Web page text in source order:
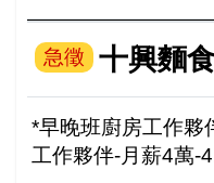
急徵 十興麵
*早晚班廚房工作夥
工作夥伴-月薪4萬-